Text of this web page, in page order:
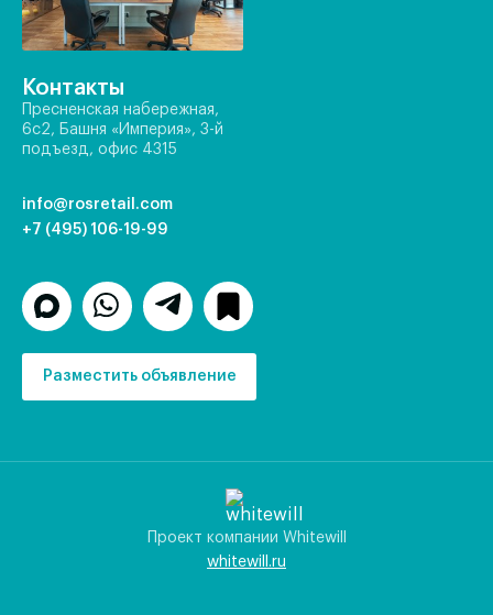
Контакты
Пресненская набережная,
6с2, Башня «Империя», 3-й
подъезд, офис 4315
info@rosretail.com
+7 (495) 106-19-99
Разместить объявление
Проект компании Whitewill
whitewill.ru